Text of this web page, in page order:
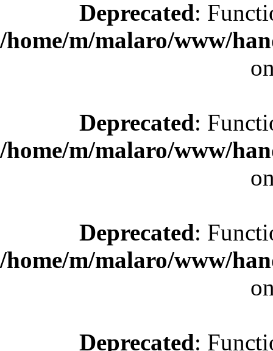
Deprecated:
/home/m/malaro/www/
Deprecated:
/home/m/malaro/www/
Deprecated:
/home/m/malaro/www/
Deprecated: